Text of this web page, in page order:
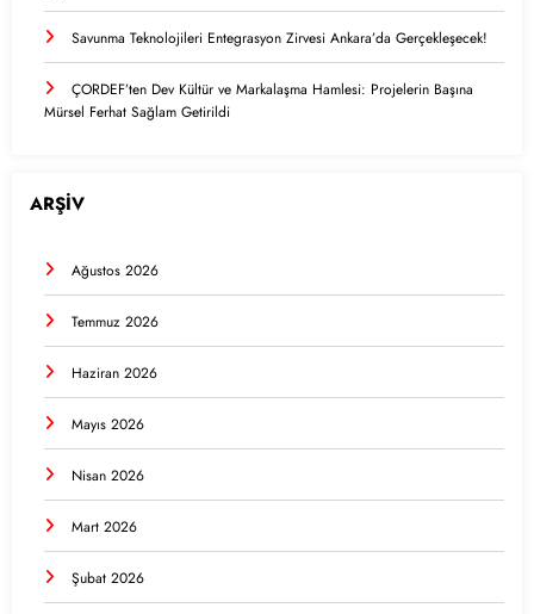
Savunma Teknolojileri Entegrasyon Zirvesi Ankara’da Gerçekleşecek!
ÇORDEF’ten Dev Kültür ve Markalaşma Hamlesi: Projelerin Başına
Mürsel Ferhat Sağlam Getirildi
ARŞİV
Ağustos 2026
Temmuz 2026
Haziran 2026
Mayıs 2026
Nisan 2026
Mart 2026
Şubat 2026